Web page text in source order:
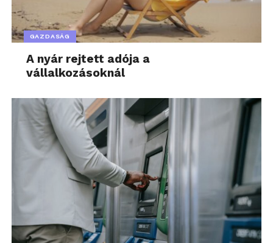
GAZDASÁG
A nyár rejtett adója a
vállalkozásoknál